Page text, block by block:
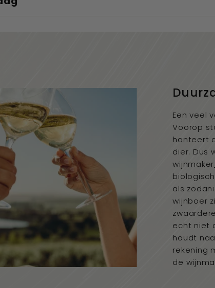
Een veel
Voorop
hanteert
dier. Dus
wijnmaker
als
wijnboer
echt niet
houdt
rekening
de